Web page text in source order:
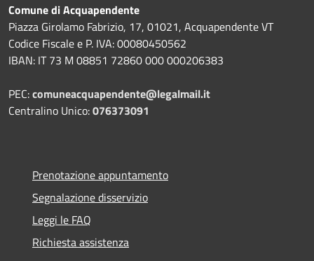
Comune di Acquapendente
Piazza Girolamo Fabrizio, 17, 01021, Acquapendente VT
Codice Fiscale e P. IVA: 00080450562
IBAN: IT 73 M 08851 72860 000 000206383
PEC:comuneacquapendente@legalmail.it
Centralino Unico:076373091
Prenotazione appuntamento
Segnalazione disservizio
Leggi le FAQ
Richiesta assistenza